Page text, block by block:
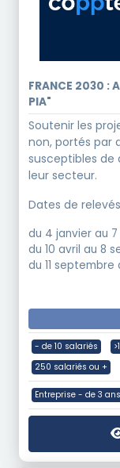
FRANCE 2030 :
PIA"
Soutenir les
non, portés par
susceptibles de
leur secteur.
Dates de
du 4 janvier au 7
du 10 avril au 8
du 11 septembre
- de 10 salariés
250 salariés ou +
Entreprise - de 3 ans